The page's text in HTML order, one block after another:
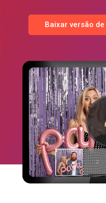
Baixar versão de